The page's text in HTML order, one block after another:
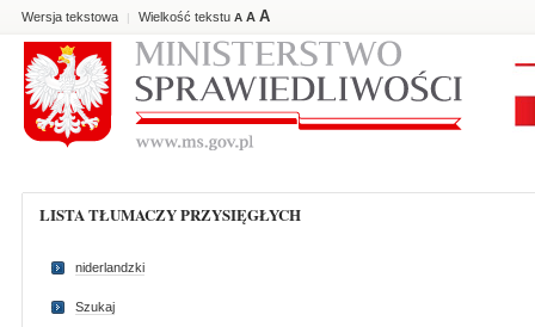
Wersja tekstowa | Wielkość tekstu A A A
LISTA TŁUMACZY PRZYSIĘGŁYCH
niderlandzki
Szukaj